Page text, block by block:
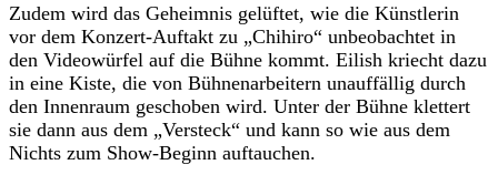
Zudem wird das Geheimnis gelüftet, wie die Künstlerin
vor dem Konzert-Auftakt zu „Chihiro“ unbeobachtet in
den Videowürfel auf die Bühne kommt. Eilish kriecht dazu
in eine Kiste, die von Bühnenarbeitern unauffällig durch
den Innenraum geschoben wird. Unter der Bühne klettert
sie dann aus dem „Versteck“ und kann so wie aus dem
Nichts zum Show-Beginn auftauchen.